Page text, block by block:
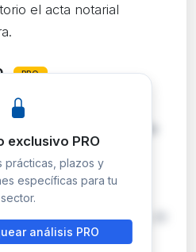
el acta notarial
PRO
cancelación de una
legitimada
la escritura de
expresamente el
de cancelación. El
nº2 suspendió la
exclusivo PRO
prácticas, plazos y
específicas para tu
sector.
análisis PRO